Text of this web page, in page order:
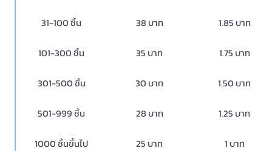
31-100 ชิ้น 38 บาท 1.85 บาท
101-300 ชิ้น 35 บาท 1.75 บาท
301-500 ชิ้น 30 บาท 1.50 บาท
501-999 ชิ้น 28 บาท 1.25 บาท
1000 ชิ้นขึ้นไป 25 บาท 1 บาท